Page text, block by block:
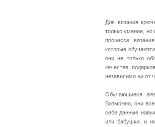
Для вязания
только умение,
процессе
которые
они не только
качестве
независимо ни от
Обучающиеся
Возможно, они
себе данные
или бабушки, и